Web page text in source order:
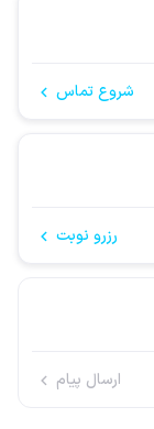
شروع تماس
رزرو نوبت
ارسال پیام